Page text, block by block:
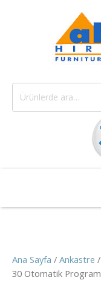
Ara:
Ana Sayfa / Ankastre /
30 Otomatik